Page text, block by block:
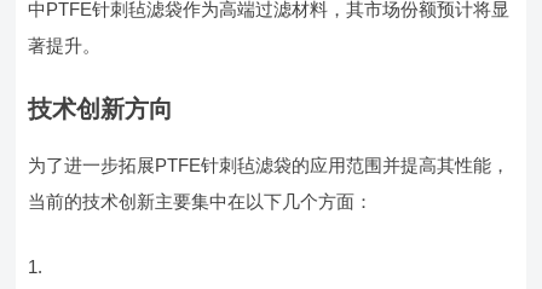
中PTFE针刺毡滤袋作为高端过滤材料，其市场份额预计将显
著提升。
技术创新方向
为了进一步拓展PTFE针刺毡滤袋的应用范围并提高其性能，
当前的技术创新主要集中在以下几个方面：